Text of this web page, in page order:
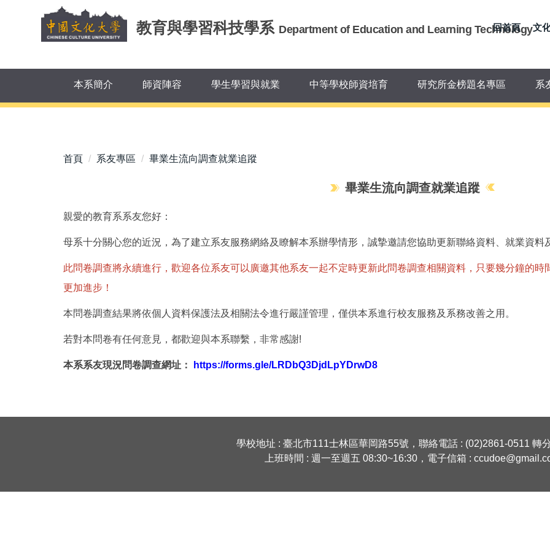
內
教育與學習科技學系 Department of Education and Learning Technology
回首頁 文
本系簡介 師資陣容 學生學習與就業 中等學校師資培育 研究所金榜題名專區 系
首頁 系友專區 畢業生流向調查就業追蹤
畢業生流向調查就業追蹤
親愛的教育系系友您好：
母系十分關心您的近況，為了建立系友服務網絡及瞭解本系辦學情形，誠摯邀請您協助更新聯絡資料、就業資料
此問卷調查將永續進行，歡迎各位系友可以廣邀其他系友一起不定時更新此問卷調查相關資料，只要幾分鐘的
更加進步！
本問卷調查結果將依個人資料保護法及相關法令進行嚴謹管理，僅供本系進行校友服務及系務改善之用。
若對本問卷有任何意見，都歡迎與本系聯繫，非常感謝!
本系系友現況問卷調查網址： https://forms.gle/LRDbQ3DjdLpYDrwD8
學校地址 : 臺北市111士林區華岡路55號，聯絡電話 : (02)2861-0511 轉
上班時間 : 週一至週五 08:30~16:30，電子信箱 :